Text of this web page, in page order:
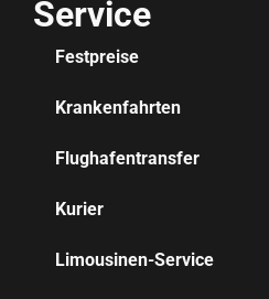
Service
Festpreise
Krankenfahrten
Flughafentransfer
Kurier
Limousinen-Service